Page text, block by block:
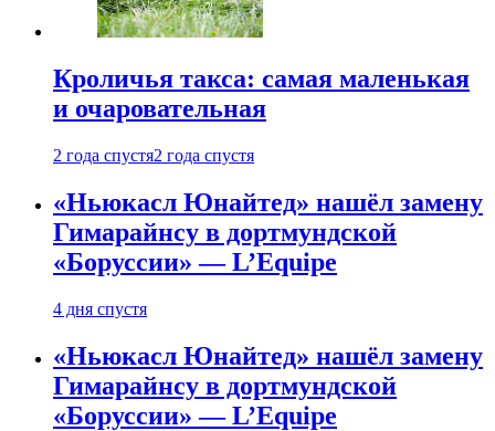
Кроличья такса: самая маленькая
и очаровательная
2 года спустя2 года спустя
«Ньюкасл Юнайтед» нашёл замену
Гимарайнсу в дортмундской
«Боруссии» — L’Equipe
4 дня спустя
«Ньюкасл Юнайтед» нашёл замену
Гимарайнсу в дортмундской
«Боруссии» — L’Equipe